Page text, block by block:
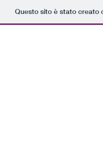
Questo sito è stato creato